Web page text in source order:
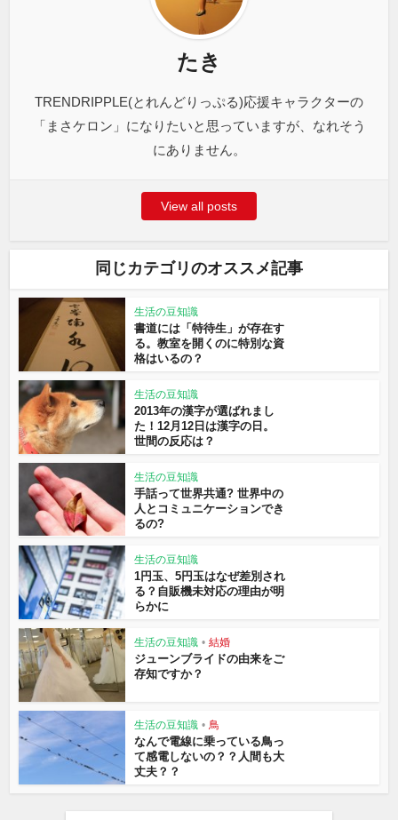
たき
TRENDRIPPLE(とれんどりっぷる)応援キャラクターの
「まさケロン」になりたいと思っていますが、なれそう
にありません。
View all posts
同じカテゴリのオススメ記事
生活の豆知識
書道には「特待生」が存在す
る。教室を開くのに特別な資
格はいるの？
生活の豆知識
2013年の漢字が選ばれまし
た！12月12日は漢字の日。
世間の反応は？
生活の豆知識
手話って世界共通? 世界中の
人とコミュニケーションでき
るの?
生活の豆知識
1円玉、5円玉はなぜ差別され
る？自販機未対応の理由が明
らかに
生活の豆知識 • 結婚
ジューンブライドの由来をご
存知ですか？
生活の豆知識 • 鳥
なんで電線に乗っている鳥っ
て感電しないの？？人間も大
丈夫？？